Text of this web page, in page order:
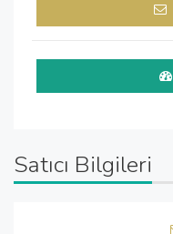
Satıcı Bilgileri